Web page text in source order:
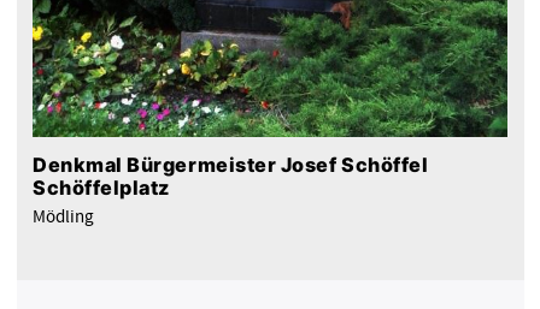
Denkmal Bürgermeister Josef Schöffel
Schöffelplatz
Mödling